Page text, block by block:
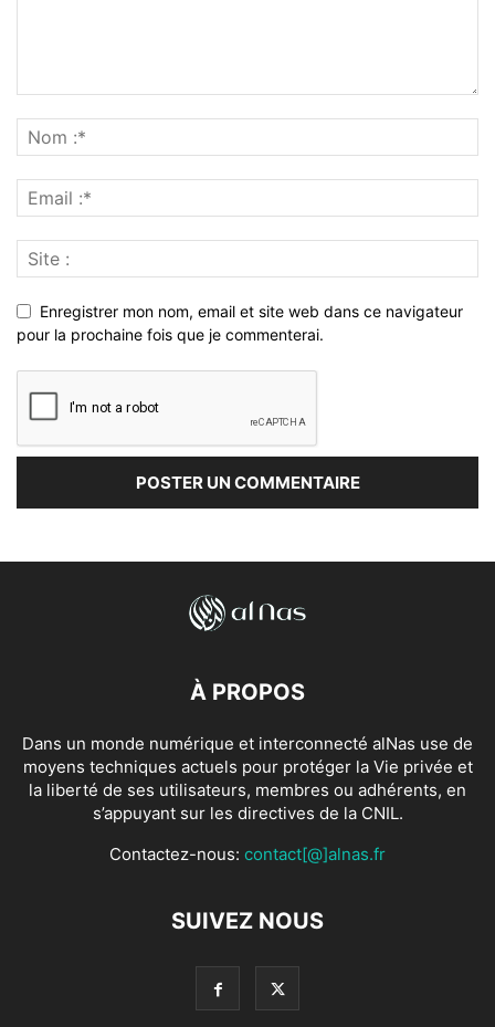
Enregistrer mon nom, email et site web dans ce navigateur
pour la prochaine fois que je commenterai.
À PROPOS
Dans un monde numérique et interconnecté alNas use de
moyens techniques actuels pour protéger la Vie privée et
la liberté de ses utilisateurs, membres ou adhérents, en
s’appuyant sur les directives de la CNIL.
Contactez-nous: contact[@]alnas.fr
SUIVEZ NOUS